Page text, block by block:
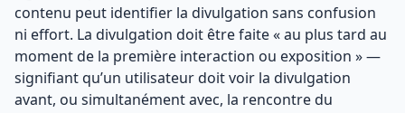
contenu peut identifier la divulgation sans confusion
ni effort. La divulgation doit être faite « au plus tard au
moment de la première interaction ou exposition » —
signifiant qu’un utilisateur doit voir la divulgation
avant, ou simultanément avec, la rencontre du